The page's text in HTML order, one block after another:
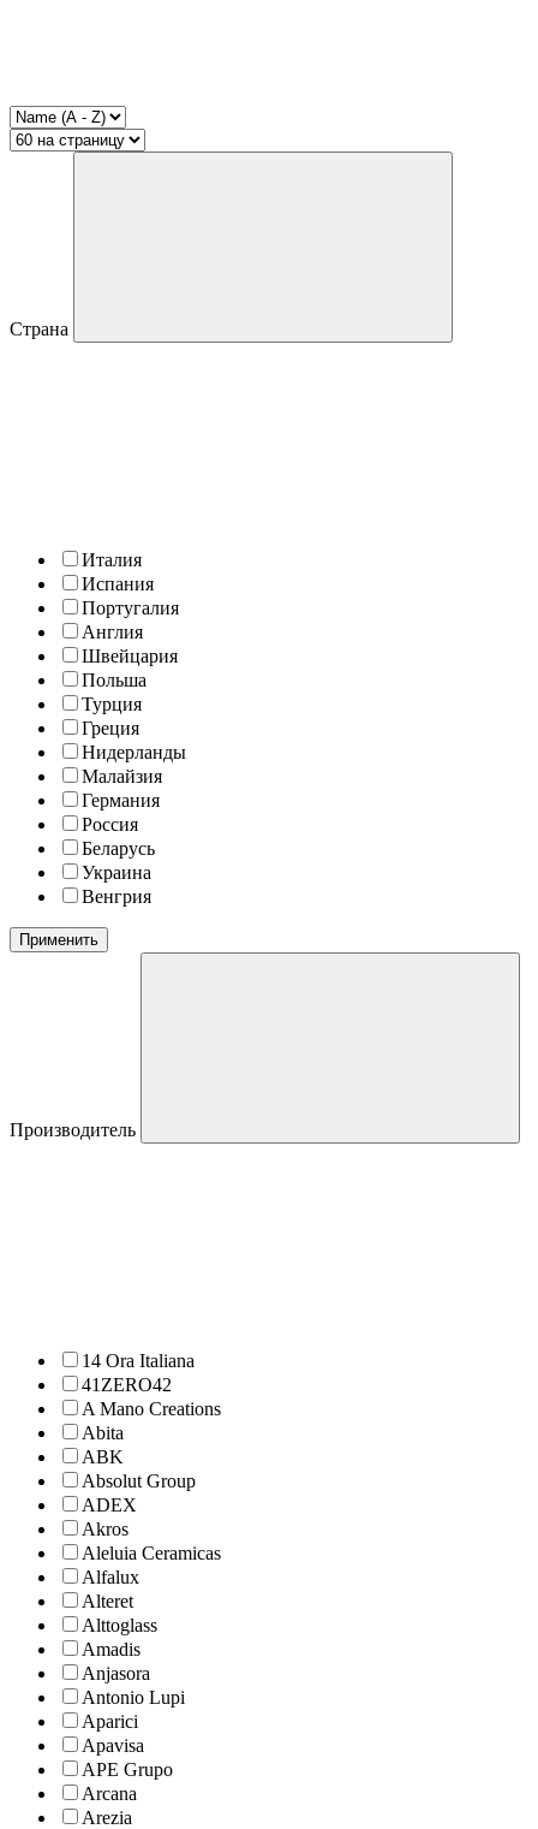
Страна
Италия
Испания
Португалия
Англия
Швейцария
Польша
Турция
Греция
Нидерланды
Малайзия
Германия
Россия
Беларусь
Украина
Венгрия
Применить
Производитель
14 Ora Italiana
41ZERO42
A Mano Creations
Abita
ABK
Absolut Group
ADEX
Akros
Aleluia Ceramicas
Alfalux
Alteret
Alttoglass
Amadis
Anjasora
Antonio Lupi
Aparici
Apavisa
APE Grupo
Arcana
Arezia